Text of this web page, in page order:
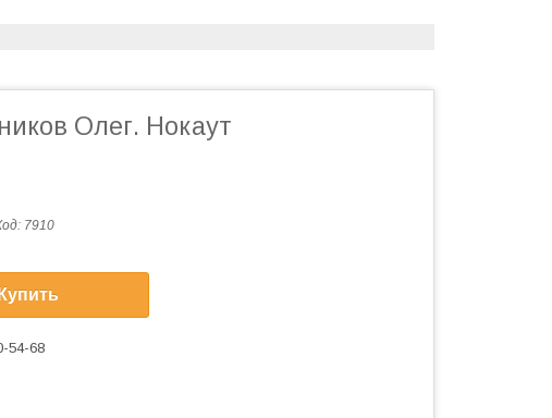
Олег. Нокаут
7910
Купить
54-68